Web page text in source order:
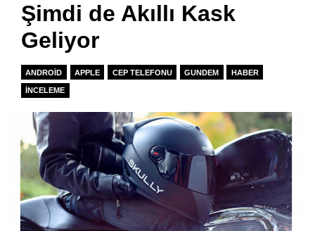
Şimdi de Akıllı Kask
Geliyor
ANDROID APPLE CEP TELEFONU GUNDEM HABER
İNCELEME